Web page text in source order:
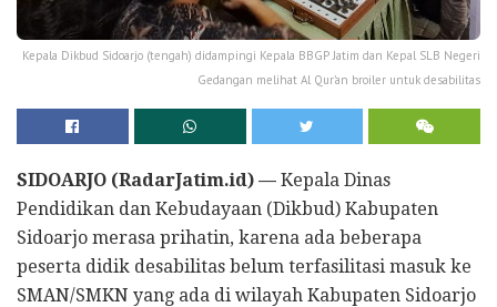
Kepala Dikbud Sidoarjo (tengah) didampingi Kepala BBGP Jatim dan Kepal SLB Negeri
Gedangan melihat Al Qur’an broiler untuk desabilitas
SIDOARJO (RadarJatim.id) — Kepala Dinas
Pendidikan dan Kebudayaan (Dikbud) Kabupaten
Sidoarjo merasa prihatin, karena ada beberapa
peserta didik desabilitas belum terfasilitasi masuk ke
SMAN/SMKN yang ada di wilayah Kabupaten Sidoarjo